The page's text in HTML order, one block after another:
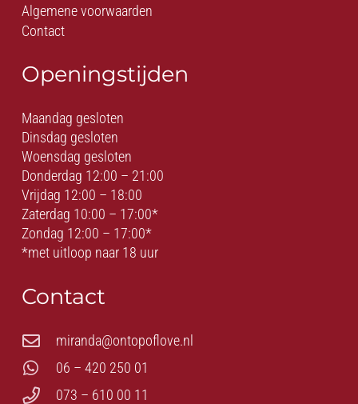
Algemene voorwaarden
Contact
Openingstijden
Maandag gesloten
Dinsdag gesloten
Woensdag gesloten
Donderdag 12:00 – 21:00
Vrijdag 12:00 – 18:00
Zaterdag 10:00 – 17:00*
Zondag 12:00 – 17:00*
*met uitloop naar 18 uur
Contact
miranda@ontopoflove.nl
06 – 420 250 01
073 – 610 00 11